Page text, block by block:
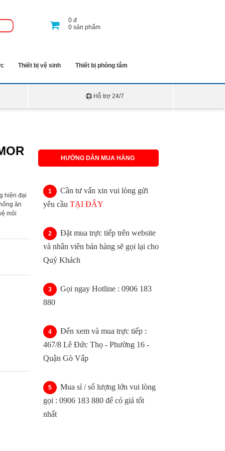
0đ
0sản phẩm
Thiết bị vệ sinh Thiết bị phòng tắm
Hỗ trợ 24/7
hiện đại
ăn
môi
HƯỚNG DẪN MUA HÀNG
Cần tư vấn xin vui lòng gửi
yêu cầu TẠI ĐÂY
Đặt mua trực tiếp trên website
và nhân viên bán hàng sẽ gọi lại cho
Quý Khách
Gọi ngay Hotline : 0906 183
880
Đến xem và mua trực tiếp :
467/8 Lê Đức Thọ - Phường 16 -
Quận Gò Vấp
Mua sỉ / số lượng lớn vui lòng
gọi : 0906 183 880 để có giá tốt
nhất